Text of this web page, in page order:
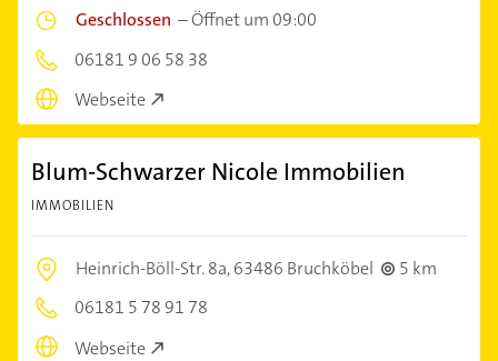
Geschlossen –Öffnet um 09:00
06181 9 06 58 38
Webseite
Blum-Schwarzer Nicole Immobilien
IMMOBILIEN
Heinrich-Böll-Str. 8a,63486 Bruchköbel
5 km
06181 5 78 91 78
Webseite